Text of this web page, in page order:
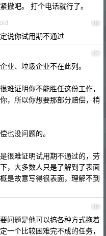
撤吧。 打个电话就行了。
16
说你试用期不通过
17
业、垃圾企业不在此列。
难证明你不能胜任这份工作，
，所以你想要那部分赔偿，稍
也没问题的。
很难证明试用期不通过的，劳
，大多数人只是了解到了表面
是故意写得很表面，理解不到
18
问题是他可以搞各种方式拖着
一个比较困难完不成的任务，